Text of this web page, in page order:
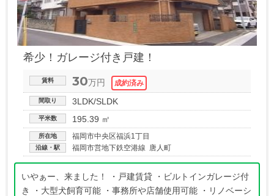
希少！ガレージ付き戸建！
賃料 30万円
間取り 3LDK/SLDK
平米数 195.39 ㎡
所在地 福岡市中央区福浜1丁目
沿線・駅 福岡市営地下鉄空港線 唐人町
いやぁー、来ました！ ・戸建賃貸 ・ビルトインガレージ付
き ・大型犬飼育可能 ・事務所や店舗使用可能 ・リノベーシ